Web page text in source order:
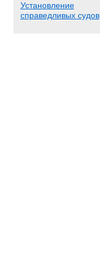
Установление
справедливых судов